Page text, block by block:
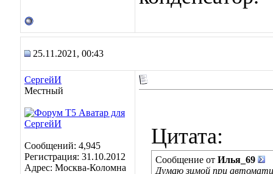
25.11.2021, 00:43
СергейИ
Местный
Сообщений: 4,945
Регистрация: 31.10.2012
Адрес: Москва-Коломна
Цитата:
Сообщение от Илья_69
Думаю зимой при